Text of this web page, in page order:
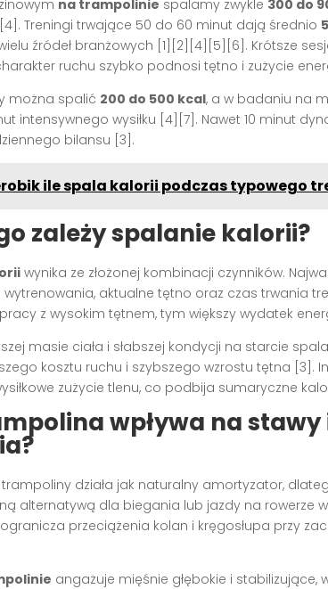
na trampolinie spalamy zwykle 300 do
. Treningi trwające 50 do 60 minut dają średnio
źródeł branżowych [1][2][4][5][6] . Krótsze
ruchu szybko podnosi tętno i zużycie
można spalić 200 do 500 kcal, a w badaniu na
intensywnego wysiłku [4][7] . Nawet 10 minut
bilansu [3] .
ile spala kalorii podczas typowego
zależy spalanie kalorii?
wynika ze złożonej kombinacji czynników.
wytrenowania, aktualne tętno oraz czas trwania
pracy z wysokim tętnem, tym większy wydatek
masie ciała i słabszej kondycji na starcie
kosztu ruchu i szybszego wzrostu tętna [3] .
zużycie tlenu, co podbija sumaryczne
wpływa na
trampoliny działa jak naturalny amortyzator,
alternatywą dla biegania lub jazdy na rowerze
przeciążenia kolan i kręgosłupa przy
angażuje mięśnie głębokie i